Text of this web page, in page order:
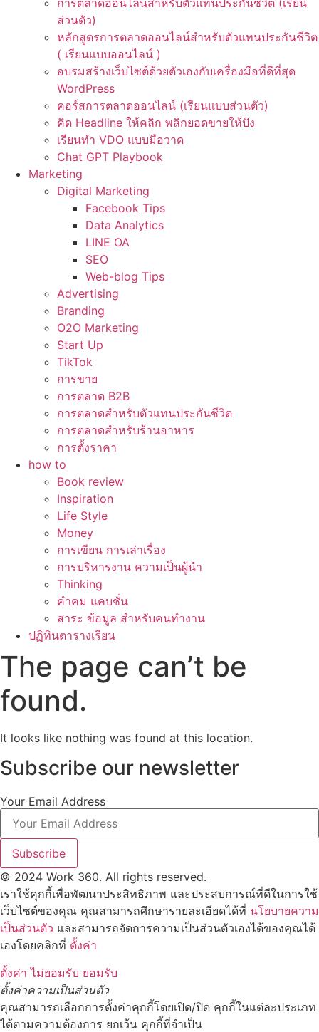
การตลาดออนไลน์สำหรับตัวแทนประกันชีวิต (เรียน
ส่วนตัว)
หลักสูตรการตลาดออนไลน์สำหรับตัวแทนประกันชีวิต
( เรียนแบบออนไลน์ )
อบรมสร้างเว็บไซต์ด้วยตัวเองกับเครื่องมือที่ดีที่สุด
WordPress
คอร์สการตลาดออนไลน์ (เรียนแบบส่วนตัว)
คิด Headline ให้คลิก พลิกยอดขายให้ปัง
เรียนทำ VDO แบบมือวาด
Chat GPT Playbook
Marketing
Digital Marketing
Facebook Tips
Data Analytics
LINE OA
SEO
Web-blog Tips
Advertising
Branding
O2O Marketing
Start Up
TikTok
การขาย
การตลาด B2B
การตลาดสำหรับตัวแทนประกันชีวิต
การตลาดสำหรับร้านอาหาร
การตั้งราคา
how to
Book review
Inspiration
Life Style
Money
การเขียน การเล่าเรื่อง
การบริหารงาน ความเป็นผู้นำ
Thinking
คำคม แคบชั่น
สาระ ข้อมูล สำหรับคนทำงาน
ปฏิทินตารางเรียน
The page can’t be
found.
It looks like nothing was found at this location.
Subscribe our newsletter
Your Email Address
Subscribe
© 2024 Work 360. All rights reserved.
เราใช้คุกกี้เพื่อพัฒนาประสิทธิภาพ และประสบการณ์ที่ดีในการใช้
เว็บไซต์ของคุณ คุณสามารถศึกษารายละเอียดได้ที่ นโยบายความ
เป็นส่วนตัว และสามารถจัดการความเป็นส่วนตัวเองได้ของคุณได้
เองโดยคลิกที่ ตั้งค่า
ตั้งค่า ไม่ยอมรับ ยอมรับ
ตั้งค่าความเป็นส่วนตัว
คุณสามารถเลือกการตั้งค่าคุกกี้โดยเปิด/ปิด คุกกี้ในแต่ละประเภท
ได้ตามความต้องการ ยกเว้น คุกกี้ที่จำเป็น